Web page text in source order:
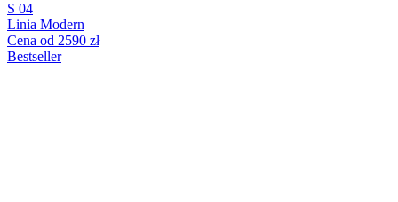
S 04
Linia Modern
Cena od 2590 zł
Bestseller